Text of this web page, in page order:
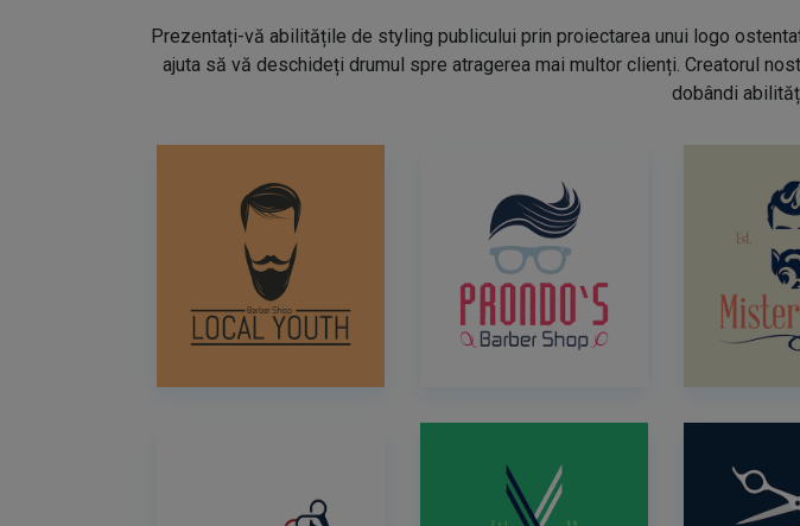
Prezentați-vă abilitățile de styling publicului prin proiectarea unui logo
ajuta să vă deschideți drumul spre atragerea mai multor clienți. Creatorul
dobândi